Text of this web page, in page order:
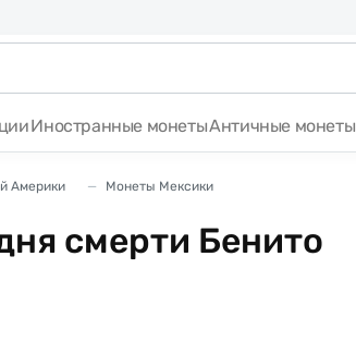
Иностранные монетыАнтичные монеты
Америки Монеты Мексики
смерти Бенито